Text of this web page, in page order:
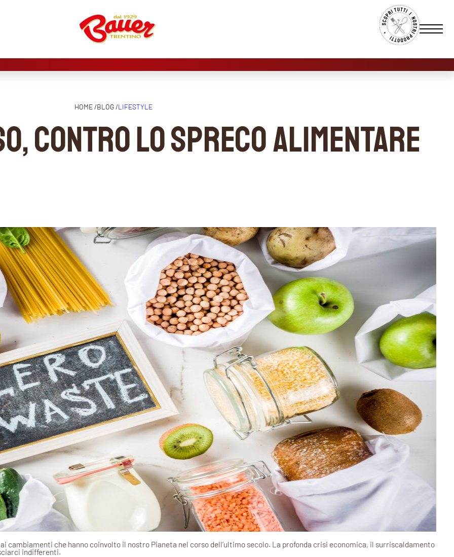
HOME /BLOG /LIFESTYLE
contro lo spreco alimentare
cambiamenti che hanno coinvolto il nostro Pianeta nel corso dell’ultimo secolo. La profonda crisi economica, il surriscaldamento
indifferenti.